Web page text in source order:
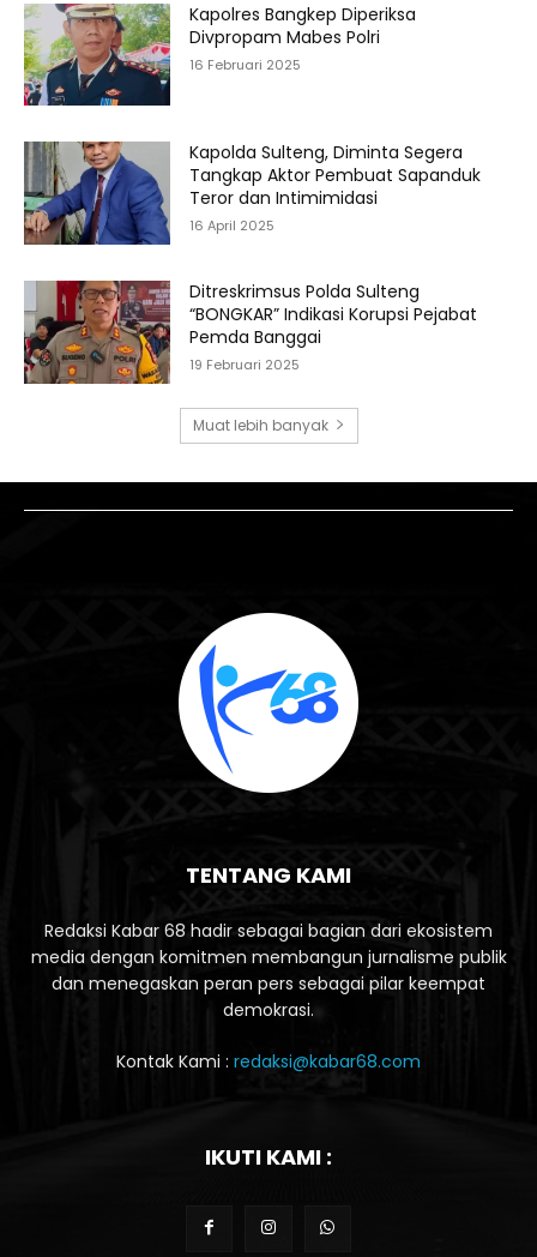
Kapolres Bangkep Diperiksa
Divpropam Mabes Polri
16 Februari 2025
Kapolda Sulteng, Diminta Segera
Tangkap Aktor Pembuat Sapanduk
Teror dan Intimimidasi
16 April 2025
Ditreskrimsus Polda Sulteng
“BONGKAR” Indikasi Korupsi Pejabat
Pemda Banggai
19 Februari 2025
Muat lebih banyak
TENTANG KAMI
Redaksi Kabar 68 hadir sebagai bagian dari ekosistem
media dengan komitmen membangun jurnalisme publik
dan menegaskan peran pers sebagai pilar keempat
demokrasi.
Kontak Kami : redaksi@kabar68.com
IKUTI KAMI :